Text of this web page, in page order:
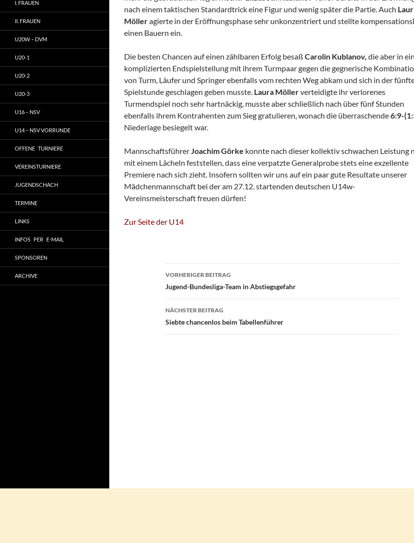
nach einem taktischen Standardtrick eine Figur und wenig später die Partie. Auch
Mölleragierte in der Eröffnungsphase sehr unkonzentriert und stellte
einen Bauern ein.
Die besten Chancen auf einen zählbaren Erfolg besaß Carolin Kublanov, die aber in
komplizierten Endspielstellung mit ihrem Turmpaar gegen die gegnerische
von Turm, Läufer und Springer ebenfalls vom rechten Weg abkam und sich in der
Spielstunde geschlagen geben musste. Laura Möllerverteidigte ihr verlorenes
Turmendspiel noch sehr hartnäckig, musste aber schließlich nach über fünf Stunden
ebenfalls ihrem Kontrahenten zum Sieg gratulieren, wonach die überraschende6:9-
Niederlage besiegelt war.
MannschaftsführerJoachim Görke konnte nach dieser kollektiv schwachen Leistung
mit einem Lächeln feststellen, dass eine verpatzte Generalprobe stets eine exzellente
Premiere nach sich zieht. Insofern sollten wir uns auf ein paar gute Resultate unserer
Mädchenmannschaft bei der am 27.12. startenden deutschen U14w-
Vereinsmeisterschaft freuen dürfen!
Zur Seite der U14
Beitragsnavigation
VORHERIGER BEITRAG
Jugend-Bundesliga-Team in Abstiegsgefahr
NÄCHSTER BEITRAG
Siebte chancenlos beim Tabellenführer
I. FRAUEN
II. FRAUEN
U20W – DVM
U20-1
U20-2
U20-3
U16 – NSV
U14 – NSV VORRUNDE
OFFENE TURNIERE
VEREINSTURNIERE
JUGENDSCHACH
TERMINE
LINKS
INFOS PER E-MAIL
SPONSOREN
ARCHIVE